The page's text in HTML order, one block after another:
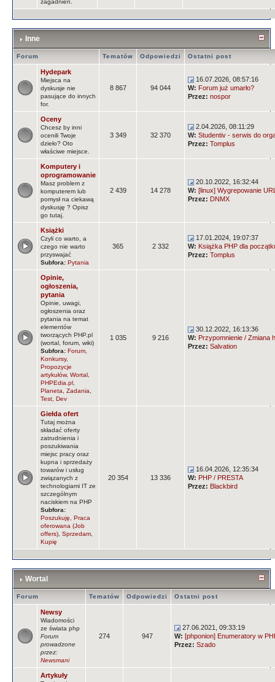
zagadnień.
Inne
Forum Tematów Odpowiedzi Ostatni post
Hydepark
Miejsca na
dyskusje nie
pasujące do innych
for.
8 867 94 044
16.07.2026, 08:57:16
W: Forum już umarło?
Przez: nospor
Oceny
Chcesz by inni
ocenili Twoje
dzieło? Oto
właściwe miejsce.
3 349 32 370
2.04.2026, 08:11:29
W: Studentiv - serwis do
Przez: Tomplus
Komputery i
oprogramowanie
Masz problem z
komputerem lub
pomysł na ciekawą
dyskusję ? Opisz
go tutaj.
2 439 14 278
20.10.2022, 16:32:44
W: [linux] Wygrepowanie
Przez: DNMX
Książki
Czyli co warto, a
czego nie warto
przyswajać
Subfora: Pytania
365 2 332
17.01.2024, 19:07:37
W: Książka PHP dla
Przez: Tomplus
Opinie,
ogłoszenia,
pytania
Opinie, uwagi,
ogłoszenia oraz
pytania na temat
elementów
tworzących PHP.pl
(wortal, forum, wiki)
Subfora: Forum
Konkursy,
Propozycje
artykułów, Wortal
PHPEdia.pl
Planeta
Zadania
Test Dev
1 035 9 216
30.12.2022, 16:13:36
W: Przypomnienie / Zmiana
Przez: Salvation
Giełda ofert
Tutaj można
składać oferty
zatrudnienia i
poszukiwania
miejsc pracy oraz
kupna i sprzedaży
towarów i usług
związanych z
technologiami IT ze
szczególnym
naciskiem na PHP
Subfora:
Poszukuję
Praca
oferowana (Job
offers) Sprzedam
Kupię
20 354 13 336
16.04.2026, 12:35:34
W: PHP / PRESTA
Przez: Blackbird
Wortal
Forum Tematów Odpowiedzi Ostatni post
Newsy
Wiadomości
ze świata php
Forum
prowadzone
przez:
Newsmani
274 947
27.06.2021, 09:33:19
W: [phponion] Enumeratory w
Przez: Szado
Artykuły